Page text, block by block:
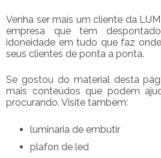
Venha ser mais um cliente da
empresa que tem
idoneidade em tudo que faz
seus clientes de ponta a ponta.
Se gostou do material desta
mais conteúdos que podem
procurando. Visite também:
luminaria de embutir
plafon de led